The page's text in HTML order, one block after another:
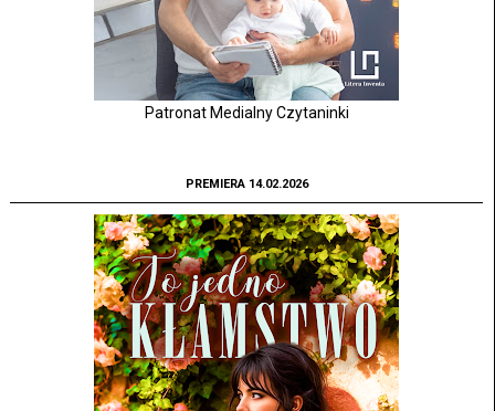
Patronat Medialny Czytaninki
PREMIERA 14.02.2026